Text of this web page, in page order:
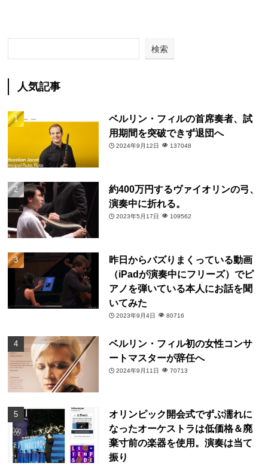
検索
人気記事
ベルリン・フィルの首席奏者、試
用期間を突破できず退団へ
2024年9月12日 137048
約400万円するヴァイオリンの弓、
演奏中に折れる。
2023年5月17日 109562
昨日からバズりまくっている動画
（iPadが演奏中にフリーズ）でピ
アノを弾いている本人にお話を聞
いてみた
2023年9月4日 80716
ベルリン・フィル初の女性コンサ
ートマスターが辞任へ
2024年9月11日 70713
オリンピック開会式でずぶ濡れに
なったオーケストラは低価格＆廃
棄寸前の楽器を使用。演奏は当て
振り